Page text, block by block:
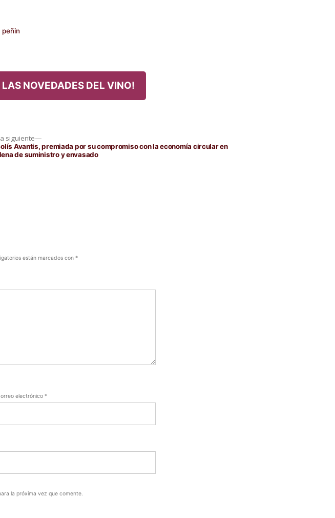
peñin
LAS NOVEDADES DEL VINO!
siguiente
Entrada
siguiente:
Avantis, premiada por su compromiso con la economía circular en
de suministro y envasado
están marcados con *
electrónico *
la próxima vez que comente.